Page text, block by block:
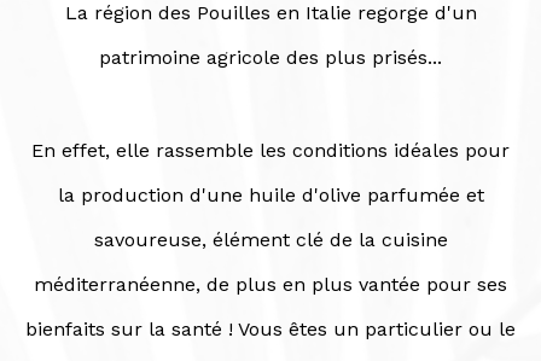
La région des Pouilles en Italie regorge d'un
patrimoine agricole des plus prisés...
En effet, elle rassemble les conditions idéales pour
la production d'une huile d'olive parfumée et
savoureuse, élément clé de la cuisine
méditerranéenne, de plus en plus vantée pour ses
bienfaits sur la santé ! Vous êtes un particulier ou le